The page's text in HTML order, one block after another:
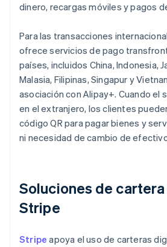
dinero, recargas móviles y pagos
Para las transacciones
ofrece servicios de pago
países, incluidos China, Indonesia,
Malasia, Filipinas, Singapur y
asociación con Alipay+. Cuando el
en el extranjero, los clientes
código QR para pagar bienes y
ni necesidad de cambio de
Soluciones de
Stripe
Stripe apoya el uso de carteras